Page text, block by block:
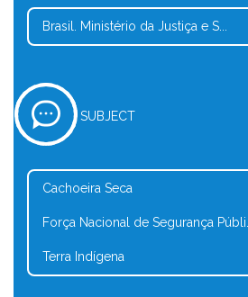
Brasil. Ministério da Justiça e S...
SUBJECT
Cachoeira Seca
Força Nacional de Segurança Públi...
Terra Indígena